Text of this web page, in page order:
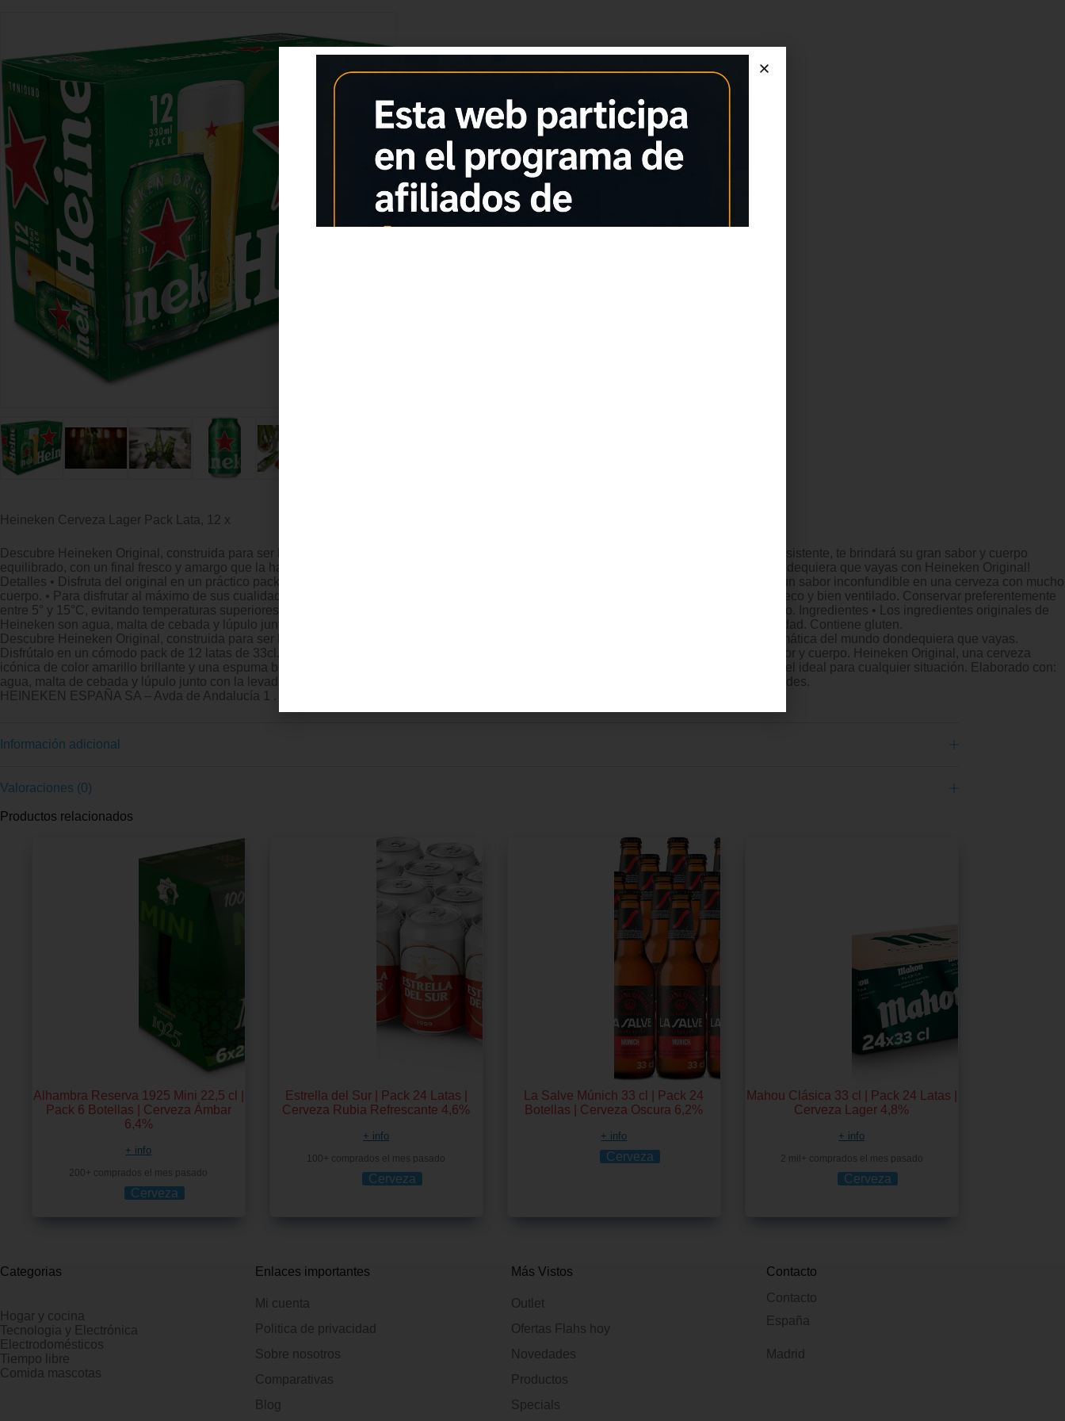
Heineken Cerveza Lager Pack Lata, 12 x
Descubre Heineken Original, construida para ser la mejor desde 1983. Esta cerveza icónica, de color amarillo brillante y espuma blanca consistente, te brindará su gran sabor y cuerpo
equilibrado, con un final fresco y amargo que la hace ideal para cualquier situación. ¡Disfruta de la cerveza más emblemática del mundo dondequiera que vayas con Heineken Original!
Detalles • Disfruta del original en un práctico pack de 12 latas de 33cl. Con un 5% de alcohol en volumen, es perfecta para quienes buscan un sabor inconfundible en una cerveza con mucho
cuerpo. • Para disfrutar al máximo de sus cualidades se recomienda consumirlo entre 2° y 4°C. • Almacenar el producto en un lugar limpio, seco y bien ventilado. Conservar preferentemente
entre 5° y 15°C, evitando temperaturas superiores a 25°C. Evite la exposición directa a la luz solar o fuentes de calor. No congelar el producto. Ingredientes • Los ingredientes originales de
Heineken son agua, malta de cebada y lúpulo junto con la levadura A exclusiva de Heineken, lo que garantiza la cerveza de la más alta calidad. Contiene gluten.
Descubre Heineken Original, construida para ser la mejor desde 1983. Elaborada con un proceso natural, disfruta de la cerveza más emblemática del mundo dondequiera que vayas.
Disfrútalo en un cómodo pack de 12 latas de 33cl. Con un 5% de alcohol por volumen, las latas de Heineken Original te brindan su gran sabor y cuerpo. Heineken Original, una cerveza
icónica de color amarillo brillante y una espuma blanca consistente. Con un sabor equilibrado y un final fresco y amargo que lo convierte en el ideal para cualquier situación. Elaborado con:
agua, malta de cebada y lúpulo junto con la levadura A exclusiva de Heineken. Consúmelo entre 0° y 3°C para obtener sus máximas cualidades.
HEINEKEN ESPAÑA SA – Avda de Andalucía 1 . Sevilla – España
Información adicional
Valoraciones (0)
Productos relacionados
Alhambra Reserva 1925 Mini 22,5 cl |
Pack 6 Botellas | Cerveza Ámbar
6,4%
+ info
200+ comprados el mes pasado
Cerveza
Estrella del Sur | Pack 24 Latas |
Cerveza Rubia Refrescante 4,6%
+ info
100+ comprados el mes pasado
Cerveza
La Salve Múnich 33 cl | Pack 24
Botellas | Cerveza Oscura 6,2%
+ info
Cerveza
Mahou Clásica 33 cl | Pack 24 Latas |
Cerveza Lager 4,8%
+ info
2 mil+ comprados el mes pasado
Cerveza
Categorias
Hogar y cocina
Tecnologia y Electrónica
Electrodomésticos
Tiempo libre
Comida mascotas
Enlaces importantes
Mi cuenta
Politica de privacidad
Sobre nosotros
Comparativas
Blog
Más Vistos
Outlet
Ofertas Flahs hoy
Novedades
Productos
Specials
Contacto
Contacto
España
Madrid